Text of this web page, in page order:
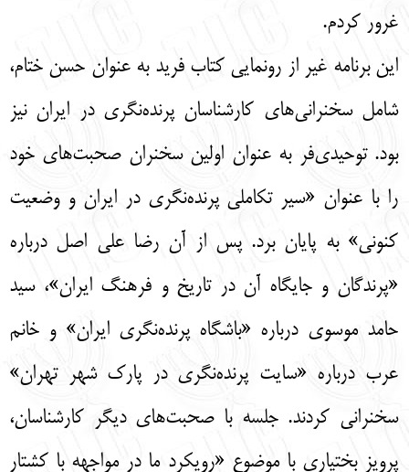
غرور کردم.
این برنامه غیر از رونمایی کتاب فرید به عنوان حسن ختام،
شامل سخنرانی‌های کارشناسان پرنده‌نگری در ایران نیز
بود. توحیدی‌فر به عنوان اولین سخنران صحبت‌های خود
را با عنوان «سیر تکاملی پرنده‌نگری در ایران و وضعیت
کنونی» به پایان برد. پس از آن رضا علی اصل درباره
«پرندگان و جایگاه آن در تاریخ و فرهنگ ایران»، سید
حامد موسوی درباره «باشگاه پرنده‌نگری ایران» و خانم
عرب درباره «سایت پرنده‌نگری در پارک شهر تهران»
سخنرانی کردند. جلسه با صحبت‌های دیگر کارشناسان،
پرویز بختیاری با موضوع «رویکرد ما در مواجهه با کشتار